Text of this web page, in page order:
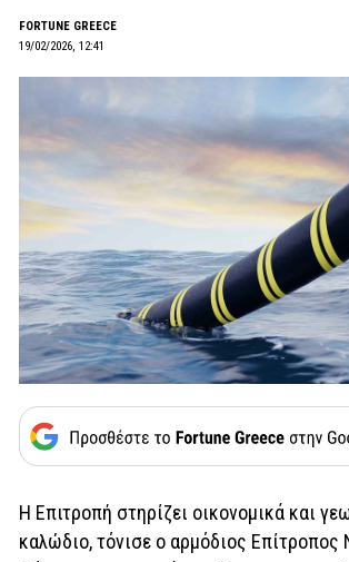
FORTUNE GREECE
19/02/2026, 12:41
Η Επιτροπή στηρίζει οικονομικά και
καλώδιο, τόνισε ο αρμόδιος Επίτροπος